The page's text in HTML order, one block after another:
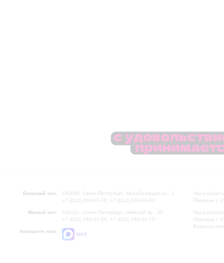
Большой зал:
191186, Санкт-Петербург, Михайловская ул., 2
+7 (812) 240-01-00, +7 (812) 240-01-80
Малый зал:
191011, Санкт-Петербург, Невский пр., 30
+7 (812) 240-01-00, +7 (812) 240-01-70
Напишите нам:
MAX
Часы
Перерыв с
Часы
Перерыв с
Вопросы